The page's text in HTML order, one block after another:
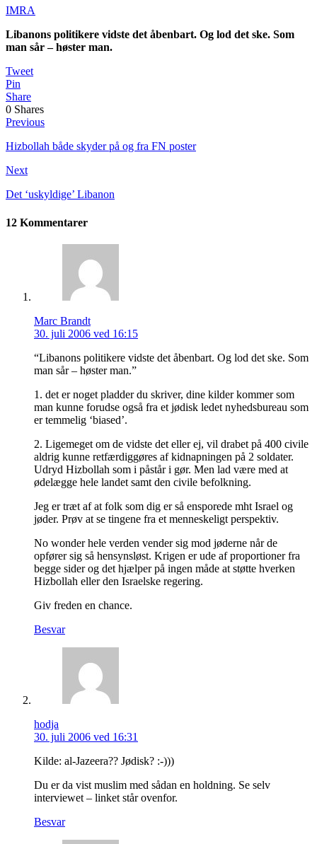
IMRA
Libanons politikere vidste det åbenbart. Og lod det ske. Som
man sår – høster man.
Tweet
Pin
Share
0 Shares
Previous
Hizbollah både skyder på og fra FN poster
Next
Det ‘uskyldige’ Libanon
12 Kommentarer
Marc Brandt
30. juli 2006 ved 16:15
“Libanons politikere vidste det åbenbart. Og lod det ske. Som
man sår – høster man.”
1. det er noget pladder du skriver, dine kilder kommer som
man kunne forudse også fra et jødisk ledet nyhedsbureau som
er temmelig ‘biased’.
2. Ligemeget om de vidste det eller ej, vil drabet på 400 civile
aldrig kunne retfærdiggøres af kidnapningen på 2 soldater.
Udryd Hizbollah som i påstår i gør. Men lad være med at
ødelægge hele landet samt den civile befolkning.
Jeg er træt af at folk som dig er så ensporede mht Israel og
jøder. Prøv at se tingene fra et menneskeligt perspektiv.
No wonder hele verden vender sig mod jøderne når de
opfører sig så hensynsløst. Krigen er ude af proportioner fra
begge sider og det hjælper på ingen måde at støtte hverken
Hizbollah eller den Israelske regering.
Giv freden en chance.
Besvar
hodja
30. juli 2006 ved 16:31
Kilde: al-Jazeera?? Jødisk? :-)))
Du er da vist muslim med sådan en holdning. Se selv
interviewet – linket står ovenfor.
Besvar